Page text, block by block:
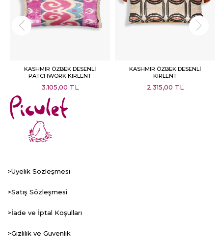
KASHMIR ÖZBEK DESENLİ
PATCHWORK KIRLENT
3.105,00 TL
KASHMIR ÖZBEK DESENLİ
KIRLENT
2.315,00 TL
>Üyelik Sözleşmesi
>Satış Sözleşmesi
>İade ve İptal Koşulları
>Gizlilik ve Güvenlik